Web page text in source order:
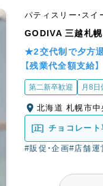
パティスリー・スイ
GODIVA 三越札幌
★2交代制で夕方
【残業代全額支給】
第二新卒歓迎 月8日
[正]
チョコレート
売スタッフ
#販促・企画#店舗運